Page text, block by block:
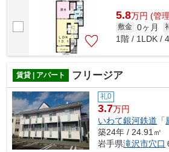
5.8万円 (管
敷金 0ヶ月
1階 / 1LDK /
賃貸 | アパート フリージア
礼0
3.7万円
いわて銀河鉄道 「
築24年 / 24.91㎡
岩手県滝沢市穴口